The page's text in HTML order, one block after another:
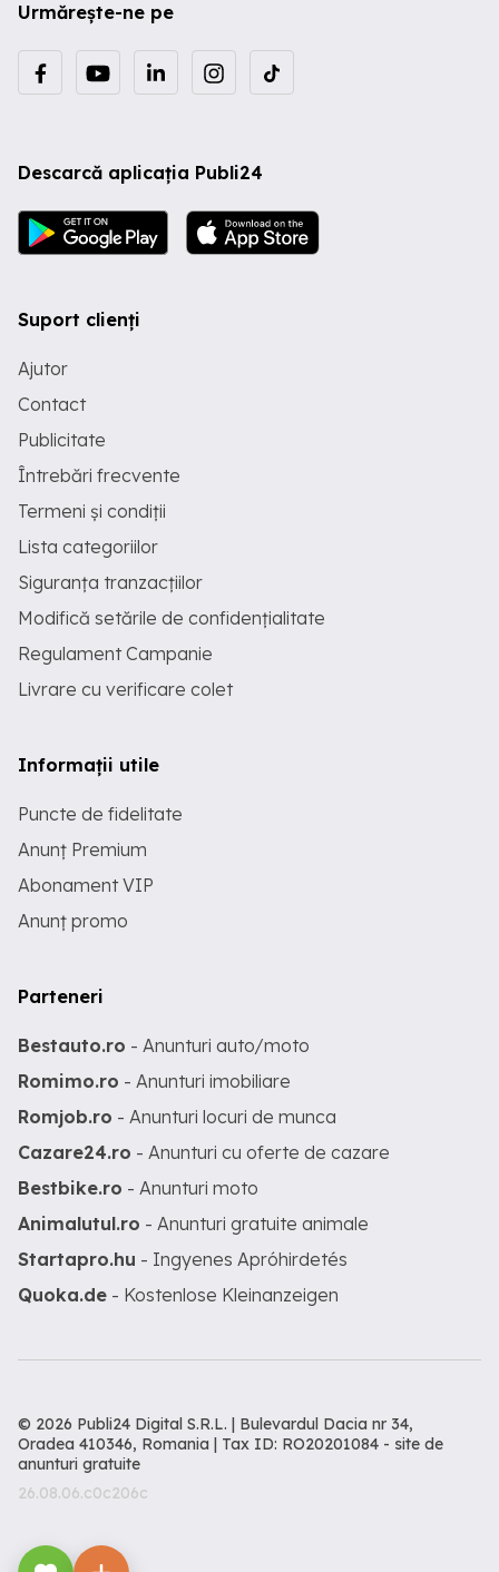
Urmărește-ne pe
Descarcă aplicația Publi24
Suport clienți
Ajutor
Contact
Publicitate
Întrebări frecvente
Termeni și condiții
Lista categoriilor
Siguranța tranzacțiilor
Modifică setările de confidențialitate
Regulament Campanie
Livrare cu verificare colet
Informații utile
Puncte de fidelitate
Anunț Premium
Abonament VIP
Anunț promo
Parteneri
Bestauto.ro - Anunturi auto/moto
Romimo.ro - Anunturi imobiliare
Romjob.ro - Anunturi locuri de munca
Cazare24.ro - Anunturi cu oferte de cazare
Bestbike.ro - Anunturi moto
Animalutul.ro - Anunturi gratuite animale
Startapro.hu - Ingyenes Apróhirdetés
Quoka.de - Kostenlose Kleinanzeigen
© 2026 Publi24 Digital S.R.L. | Bulevardul Dacia nr 34,
Oradea 410346, Romania | Tax ID: RO20201084 - site de
anunturi gratuite
26.08.06.c0c206c